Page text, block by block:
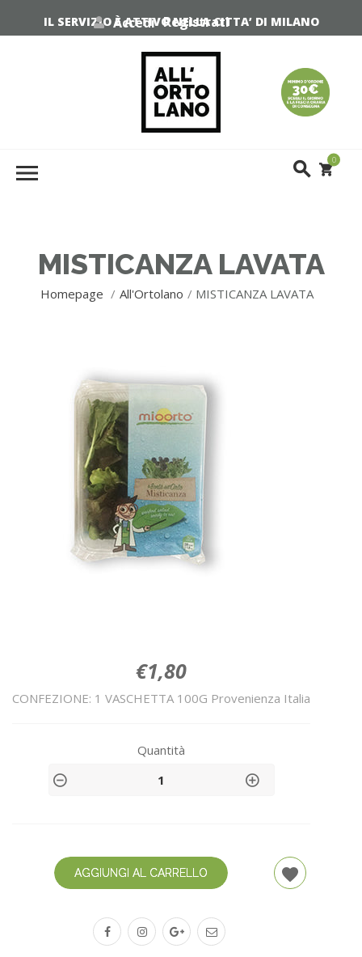
IL SERVIZIO È ATTIVO NELLA CITTA’ DI MILANO
Accedi Registrati
0
MISTICANZA LAVATA
Homepage All'Ortolano MISTICANZA LAVATA
€1,80
CONFEZIONE: 1 VASCHETTA 100G Provenienza Italia
Quantità
AGGIUNGI AL CARRELLO